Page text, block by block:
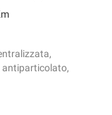
antiparticolato,